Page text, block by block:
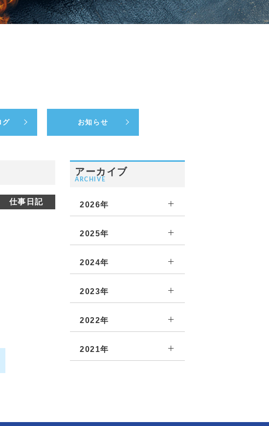
グ お知らせ
仕事日記
アーカイブ
ARCHIVE
2026年
2025年
2024年
2023年
2022年
2021年